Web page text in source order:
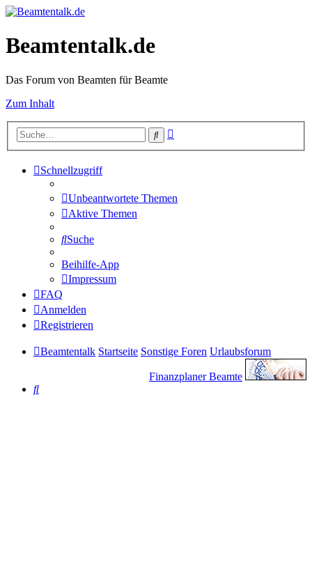
Beamtentalk.de
Das Forum von Beamten für Beamte
Zum Inhalt
Suche
Schnellzugriff
Unbeantwortete Themen
Aktive Themen
Suche
Beihilfe-App
Impressum
FAQ
Anmelden
Registrieren
Beamtentalk Startseite Sonstige Foren Urlaubsforum
Finanzplaner Beamte
Suche